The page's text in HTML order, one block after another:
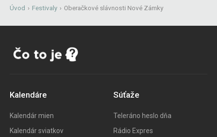
Úvod › Festivaly › Oberačkové slávnosti Nové Zámky
Kalendáre
Kalendár mien
Kalendár sviatkov
Súťaže
Teleráno heslo dňa
Rádio Expres